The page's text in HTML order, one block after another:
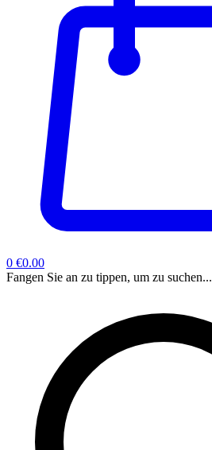
0 €0.00
Fangen Sie an zu tippen, um zu suchen...